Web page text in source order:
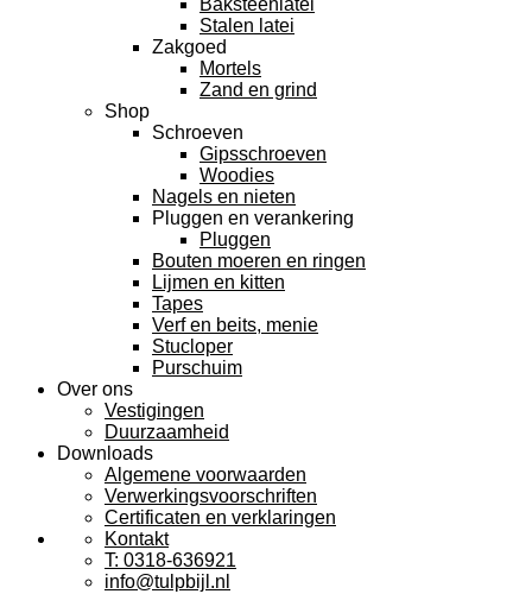
Baksteenlatei
Stalen latei
Zakgoed
Mortels
Zand en grind
Shop
Schroeven
Gipsschroeven
Woodies
Nagels en nieten
Pluggen en verankering
Pluggen
Bouten moeren en ringen
Lijmen en kitten
Tapes
Verf en beits, menie
Stucloper
Purschuim
Over ons
Vestigingen
Duurzaamheid
Downloads
Algemene voorwaarden
Verwerkingsvoorschriften
Certificaten en verklaringen
Kontakt
T: 0318-636921
info@tulpbijl.nl